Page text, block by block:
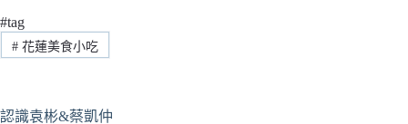
#tag
#花蓮美食小吃
認識袁彬&蔡凱仲